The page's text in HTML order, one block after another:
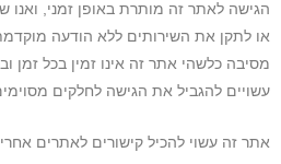
הגישה לאתר זה מותרת באופן זמני, ואנו
או לתקן את השירותים ללא הודעה
מסיבה כלשהי אתר זה אינו זמין בכל זמן
עשויים להגביל את הגישה לחלקים
אתר זה עשוי להכיל קישורים לאתרים